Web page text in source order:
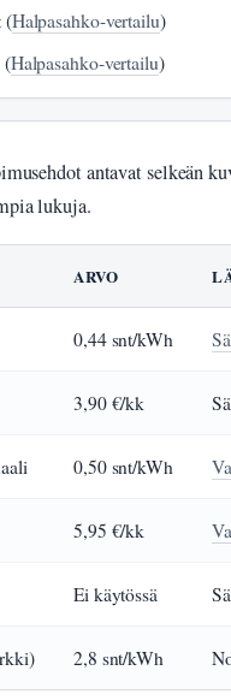
(Halpasahko-vertailu)
(Halpasahko-vertailu)
antavat selkeän
lukuja.
ARVO
0,44 snt/kWh
3,90 €/kk
0,50 snt/kWh
5,95 €/kk
Ei käytössä
2,8 snt/kWh